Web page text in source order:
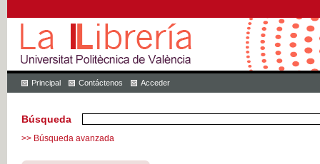
Principal Contáctenos Acceder
Búsqueda
>> Búsqueda avanzada